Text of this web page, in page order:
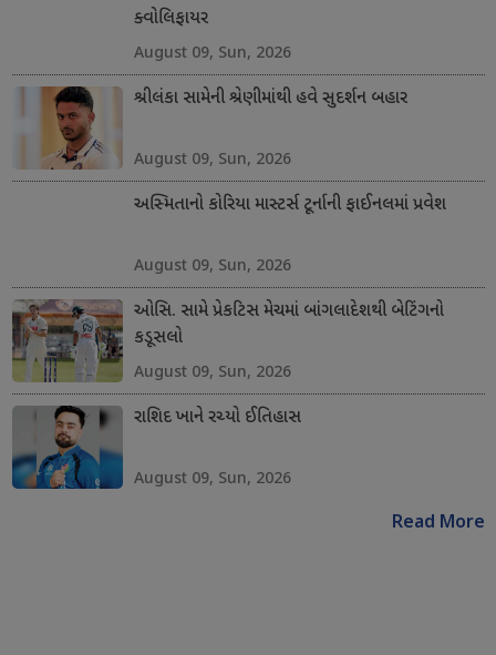
ક્વોલિફાયર
August 09, Sun, 2026
શ્રીલંકા સામેની શ્રેણીમાંથી હવે સુદર્શન બહાર
August 09, Sun, 2026
અસ્મિતાનો કોરિયા માસ્ટર્સ ટૂર્નાની ફાઈનલમાં પ્રવેશ
August 09, Sun, 2026
ઓસિ. સામે પ્રેકટિસ મેચમાં બાંગલાદેશથી બેટિંગનો
કડૂસલો
August 09, Sun, 2026
રાશિદ ખાને રચ્યો ઈતિહાસ
August 09, Sun, 2026
Read More